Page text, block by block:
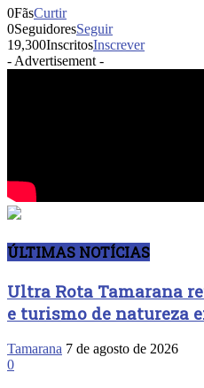
0FãsCurtir
0SeguidoresSeguir
19,300InscritosInscrever
- Advertisement -
ÚLTIMAS NOTÍCIAS
Ultra Rota Tamarana
e turismo de natureza
Tamarana 7 de agosto de 2026
0